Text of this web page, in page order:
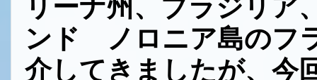
ンド ノロニア島のフ
介してきましたが、今